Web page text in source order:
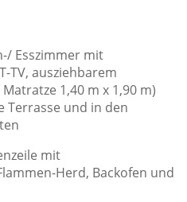
Esszimmer mit
TV, ausziehbarem
1,40 m x 1,90 m)
Terrasse und in den
mit
Herd, Backofen und